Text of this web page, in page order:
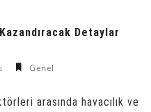
Detaylar
Genel
arasında havacılık ve